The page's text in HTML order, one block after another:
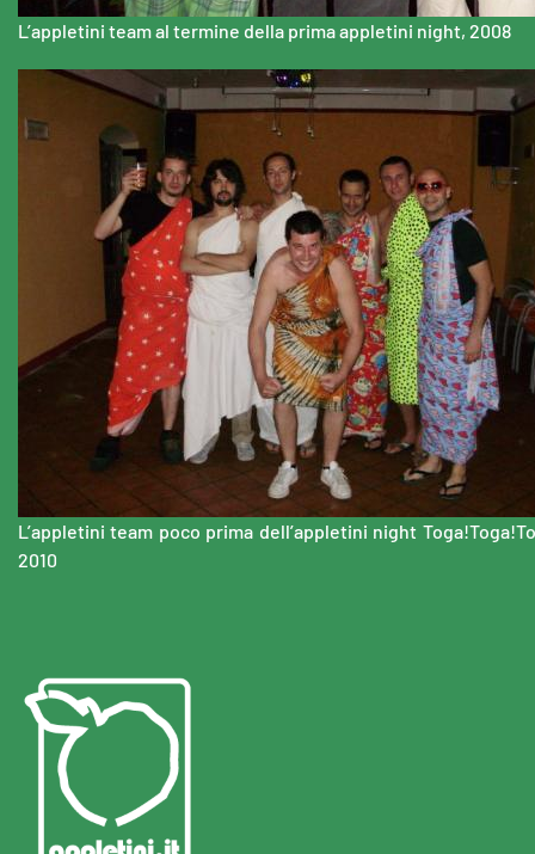
L’appletini team al termine della prima appletini night, 2008
L’appletini team poco prima dell’appletini night
2010